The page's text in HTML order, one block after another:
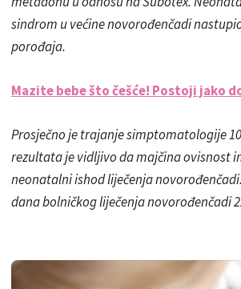
sindrom u većine novorođenčadi
porođaja.
Mazite bebe što češće! Postoji jako
Prosječno je trajanje simptomatologije
rezultata je vidljivo da majčina ovisnost
neonatalni ishod liječenja
dana bolničkog liječenja novorođenčadi